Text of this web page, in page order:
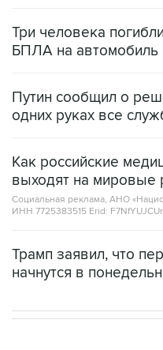
Три человека
БПЛА на автомобиль
Путин сообщил о
одних руках все
Как российские
выходят на мировые
Социальная реклама, АНО
ИНН 7725383515 Erid:
Трамп заявил, что
начнутся в